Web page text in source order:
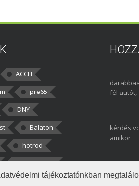
tájékoztatónkban
ACCH
pre65
DNY
Balaton
hotrod
50brothers
fél autót,
kérdés
amikor